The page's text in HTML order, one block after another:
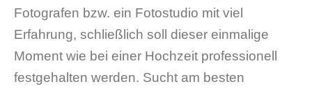
Fotografen bzw. ein Fotostudio mit viel
Erfahrung, schließlich soll dieser einmalige
Moment wie bei einer Hochzeit professionell
festgehalten werden. Sucht am besten